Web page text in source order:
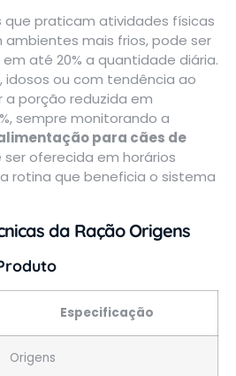
que praticam atividades físicas
ambientes mais frios, pode ser
até 20% a quantidade diária.
idosos ou com tendência ao
porção reduzida em
sempre monitorando a
para cães de
ser oferecida em horários
rotina que beneficia o sistema
da Ração Origens
Especificação
Origens